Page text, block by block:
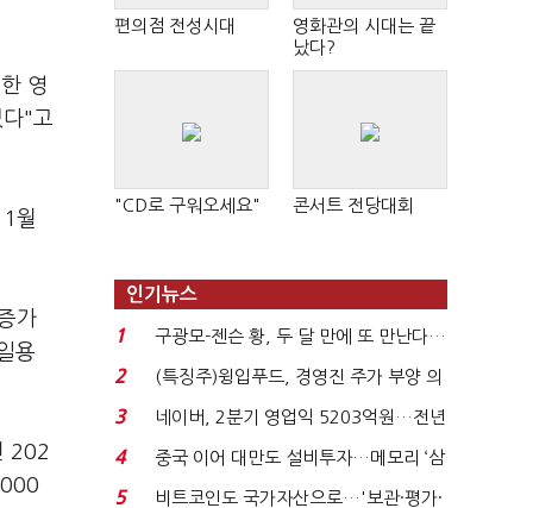
영
"고
월
가
용
202
편의점 전성시대
영화관의 시대는 끝
났다?
"CD로 구워오세요" 콘서트 전당대회
인기뉴스
1
구광모-젠슨 황, 두 달 만에 또 만난다…
로봇·AI 등 논...
2
(특징주)윙입푸드, 경영진 주가 부양 의
지에 상한가...
3
네이버, 2분기 영업익 5203억원…전년
비 0.2% 감소...
4
중국 이어 대만도 설비투자…메모리 ‘삼
국전쟁’
5
비트코인도 국가자산으로…'보관·평가·